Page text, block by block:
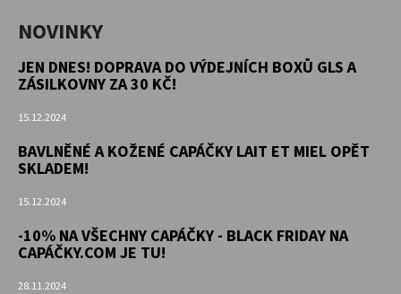
NOVINKY
JEN DNES! DOPRAVA DO VÝDEJNÍCH BOXŮ GLS A
ZÁSILKOVNY ZA 30 KČ!
15.12.2024
BAVLNĚNÉ A KOŽENÉ CAPÁČKY LAIT ET MIEL OPĚT
SKLADEM!
15.12.2024
-10% NA VŠECHNY CAPÁČKY - BLACK FRIDAY NA
CAPÁČKY.COM JE TU!
28.11.2024